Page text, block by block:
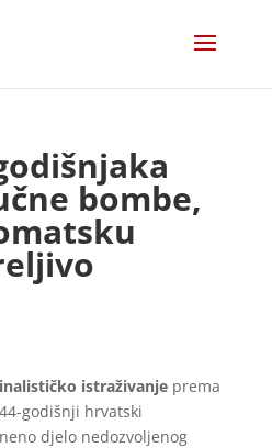
bombe,
istraživanje prema
godišnji hrvatski
djelo nedozvoljenog